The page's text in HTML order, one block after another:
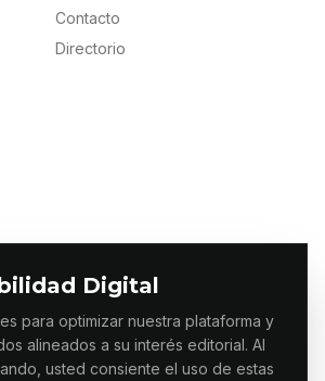
Digital
para optimizar nuestra plataforma y
alineados a su interés editorial. Al
usted consiente el uso de estas
Contacto
Directorio
MX. ALGUNOS DERECHOS
MAKING.MX